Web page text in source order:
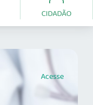
CIDADÃO
Acesse